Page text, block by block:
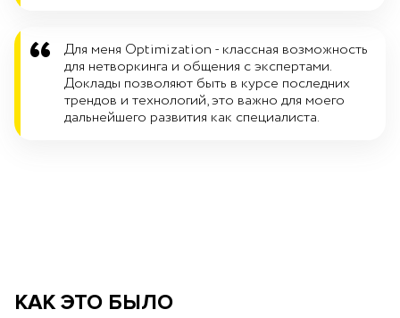
Для меня Optimization - классная возможность
для нетворкинга и общения с экспертами.
Доклады позволяют быть в курсе последних
трендов и технологий, это важно для моего
дальнейшего развития как специалиста.
КАК ЭТО БЫЛО